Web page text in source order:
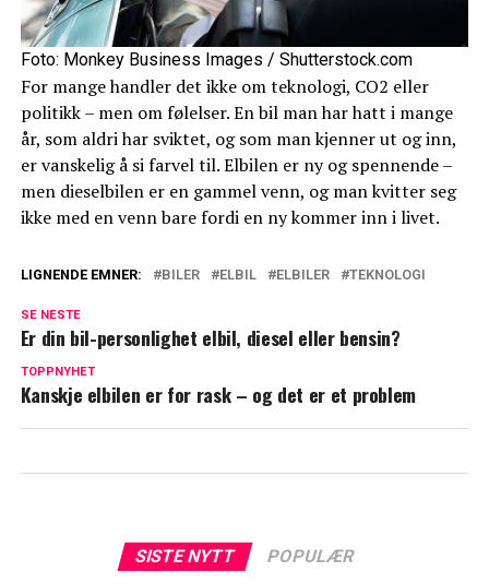
Foto: Monkey Business Images / Shutterstock.com
For mange handler det ikke om teknologi, CO2 eller
politikk – men om følelser. En bil man har hatt i mange
år, som aldri har sviktet, og som man kjenner ut og inn,
er vanskelig å si farvel til. Elbilen er ny og spennende –
men dieselbilen er en gammel venn, og man kvitter seg
ikke med en venn bare fordi en ny kommer inn i livet.
LIGNENDE EMNER: BILER ELBIL ELBILER TEKNOLOGI
SE NESTE
Er din bil-personlighet elbil, diesel eller bensin?
TOPPNYHET
Kanskje elbilen er for rask – og det er et problem
SISTE NYTT POPULÆR